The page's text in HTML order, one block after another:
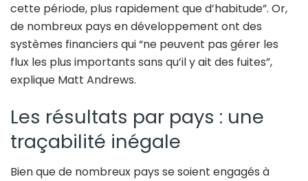
cette période, plus rapidement que d’habitude”. Or,
de nombreux pays en développement ont des
systèmes financiers qui “ne peuvent pas gérer les
flux les plus importants sans qu’il y ait des fuites”,
explique Matt Andrews.
Les résultats par pays : une
traçabilité inégale
Bien que de nombreux pays se soient engagés à